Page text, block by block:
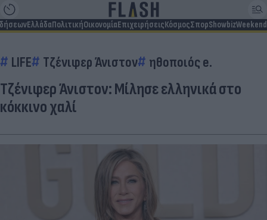
ΕλλάδαΠολιτικήΟικονομίαΕπιχειρήσειςΚόσμοςΣπορShowbizWeekend
LIFE Τζένιφερ Άνιστον ηθοποιός e.
Τζένιφερ Άνιστον: Μίλησε ελληνικά στο
κόκκινο χαλί